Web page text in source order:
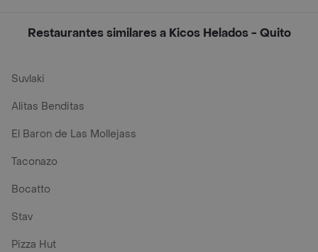
Restaurantes similares a Kicos Helados - Quito
Suvlaki
Alitas Benditas
El Baron de Las Mollejass
Taconazo
Bocatto
Stav
Pizza Hut